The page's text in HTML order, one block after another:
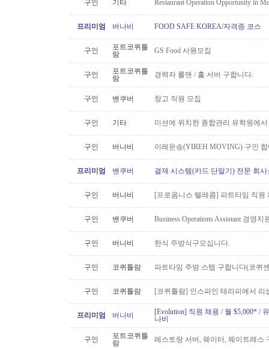
구인 기타 Restaurant Operation Opportunity in
프리미엄 버나비 FOOD SAFE KOREA/자격증 코스
구인
포트코퀴틀
람
GS Food 사원모집
구인
포트코퀴틀
람
경력자 롤맨 / 홀 서버 구합니다.
구인 밴쿠버 창고 직원 모집
구인 기타 미션에 위치한 종합관리 유학원에
구인 버나비 이레운송(YIREH MOVING) 구인
프리미엄 밴쿠버 결재 시스템(카드 단말기) 전문 회
구인 버나비 [프로옴니스 텔레콤] 파트타임 직원
구인 밴쿠버 Business Operations Assistant 경영
구인 버나비 한식 주방식구모십니다.
구인 코퀴틀람 파트타임 주방 스텝 구합니다(코퀴
구인 코퀴틀람 [코퀴틀람] 인스파인 테라피에서 리
프리미엄 버나비
[Evolution] 직원 채용 / 월 $5,000* /
나비
구인
포트코퀴틀
람
레스토랑 서버, 웨이터, 웨이트레스